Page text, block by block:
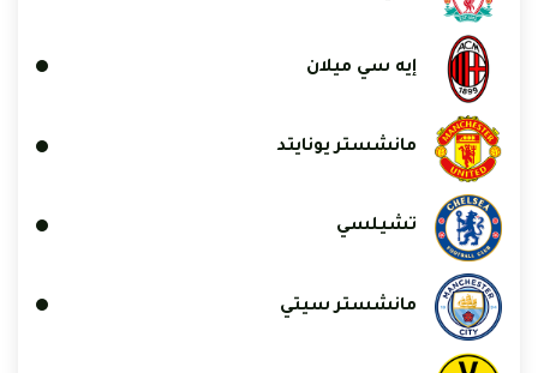
إيه سي ميلان
مانشستر يونايتد
تشيلسي
مانشستر سيتي